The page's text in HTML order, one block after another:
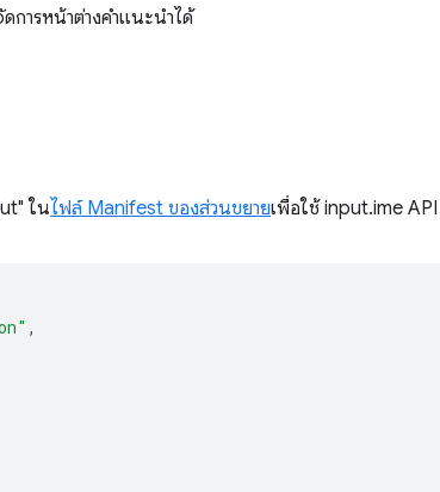
การหน้าต่างคำแนะนำได้
ในไฟล์ Manifest ของส่วนขยายเพื่อใช้ input.ime API
,